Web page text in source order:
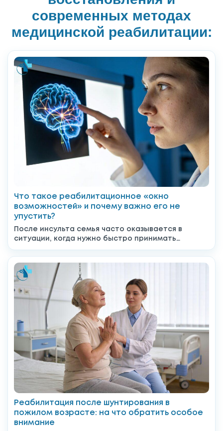
современных методах
медицинской реабилитации:
Что такое реабилитационное «окно
возможностей» и почему важно его не
упустить?
После инсульта семья часто оказывается в
ситуации, когда нужно быстро принимать
решения: что делать дальше, к...
Реабилитация после шунтирования в
пожилом возрасте: на что обратить особое
внимание